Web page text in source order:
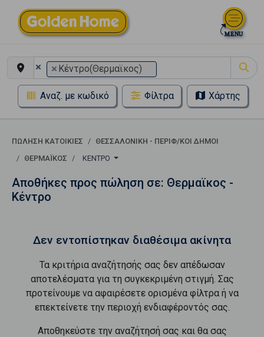
× × Κέντρο(Θερμαϊκος)
Αναζ. με κωδικό Φίλτρα Χάρτης
ΠΏΛΗΣΗ ΚΑΤΟΙΚΊΕΣ
ΘΕΣΣΑΛΟΝΙΚΗ - ΠΕΡΙΦ/ΚΟΙ ΔΗΜΟΙ
ΘΕΡΜΑΪΚΟΣ
ΚΈΝΤΡΟ
Αποθήκες προς πώληση σε: Θερμαϊκος -
Κέντρο
Δεν εντοπίστηκαν διαθέσιμα ακίνητα
Τα κριτήρια αναζήτησής σας δεν απέδωσαν
αποτελέσματα για τη συγκεκριμένη στιγμή. Σας
προτείνουμε να αφαιρέσετε ορισμένα φίλτρα ή να
επεκτείνετε την περιοχή ενδιαφέροντός σας.
Αποθηκεύστε την αναζήτησή σας και θα σας